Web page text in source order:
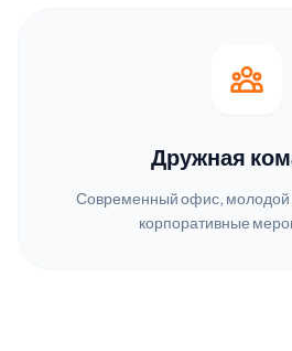
Дружная
Современный офис, молодой
корпоративные